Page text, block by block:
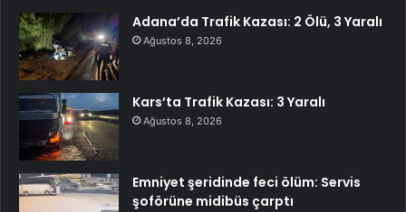
Adana’da Trafik Kazası: 2 Ölü, 3 Yaralı
Ağustos 8, 2026
Kars’ta Trafik Kazası: 3 Yaralı
Ağustos 8, 2026
Emniyet şeridinde feci ölüm: Servis
şoförüne midibüs çarptı